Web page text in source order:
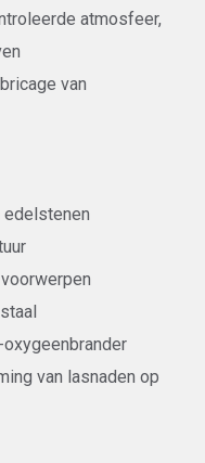
atmosfeer,
van
edelstenen
van lasnaden op